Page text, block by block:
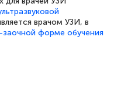
литературы,
на время
врачом УЗИ, в
заочной форме обучения